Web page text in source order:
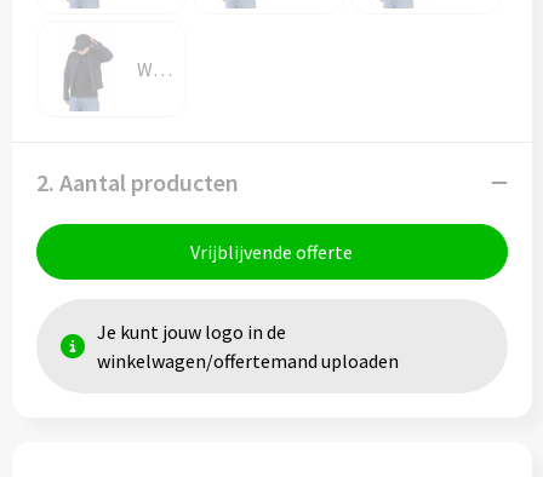
White
2. Aantal producten
Vrijblijvende offerte
Je kunt jouw logo in de
winkelwagen/offertemand uploaden